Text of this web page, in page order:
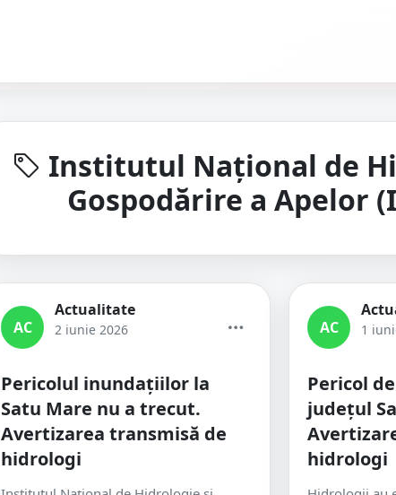
Institutul Național de
Gospodărire a Apelor
AC
Actualitate
2 iunie 2026
Pericolul inundațiilor la
Satu Mare nu a trecut.
Avertizarea transmisă de
hidrologi
AC 1
Pericol
județul
hidrologi